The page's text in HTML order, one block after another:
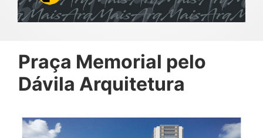
Praça Memorial pelo
Dávila Arquitetura